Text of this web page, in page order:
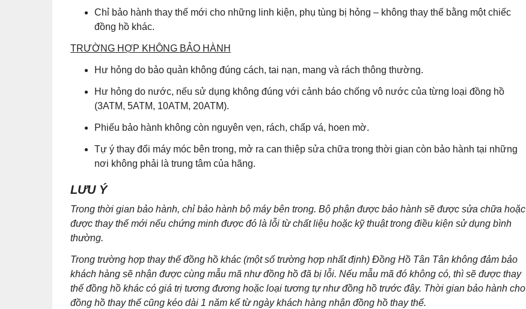
Chỉ bảo hành thay thế mới cho những linh kiện, phụ tùng bị hỏng – không thay thế bằng một chiếc
đồng hồ khác.
TRƯỜNG HỢP KHÔNG BẢO HÀNH
Hư hỏng do bảo quản không đúng cách, tai nạn, mang và rách thông thường.
Hư hỏng do nước, nếu sử dụng không đúng với cảnh báo chống vô nước của từng loại đồng hồ
(3ATM, 5ATM, 10ATM, 20ATM).
Phiếu bảo hành không còn nguyên vẹn, rách, chấp vá, hoen mờ.
Tự ý thay đổi máy móc bên trong, mở ra can thiệp sửa chữa trong thời gian còn bảo hành tại những
nơi không phải là trung tâm của hãng.
LƯU Ý
Trong thời gian bảo hành, chỉ bảo hành bộ máy bên trong. Bộ phận được bảo hành sẽ được sửa chữa hoặc
được thay thế mới nếu chứng minh được đó là lỗi từ chất liệu hoặc kỹ thuật trong điều kiện sử dụng bình
thường.
Trong trường hợp thay thế đồng hồ khác (một số trường hợp nhất định) Đồng Hồ Tân Tân không đảm bảo
khách hàng sẽ nhận được cùng mẫu mã như đồng hồ đã bị lỗi. Nếu mẫu mã đó không có, thì sẽ được thay
thế đồng hồ khác có giá trị tương đương hoặc loại tương tự như đồng hồ trước đây. Thời gian bảo hành cho
đồng hồ thay thế cũng kéo dài 1 năm kể từ ngày khách hàng nhận đồng hồ thay thế.